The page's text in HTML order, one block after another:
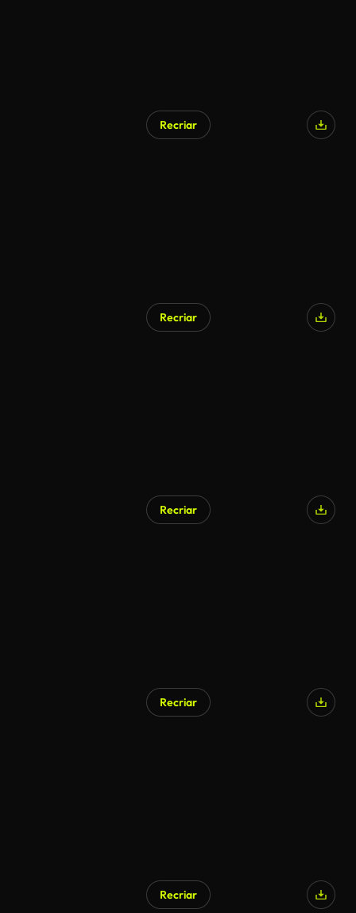
Recriar
Recriar
Recriar
Recriar
Recriar